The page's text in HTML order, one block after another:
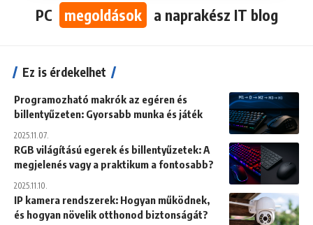
PC megoldások a naprakész IT blog
Ez is érdekelhet
Programozható makrók az egéren és
billentyűzeten: Gyorsabb munka és játék
2025.11.07.
RGB világítású egerek és billentyűzetek: A
megjelenés vagy a praktikum a fontosabb?
2025.11.10.
IP kamera rendszerek: Hogyan működnek,
és hogyan növelik otthonod biztonságát?